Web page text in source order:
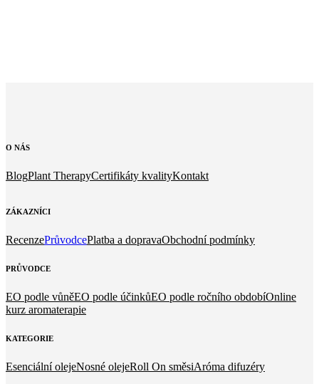
O NÁS
BlogPlant TherapyCertifikáty kvalityKontakt
ZÁKAZNÍCI
RecenzePrůvodcePlatba a dopravaObchodní podmínky
PRŮVODCE
EO podle vůněEO podle účinkůEO podle ročního obdobíOnline
kurz aromaterapie
KATEGORIE
Esenciální olejeNosné olejeRoll On směsiAróma difuzéry